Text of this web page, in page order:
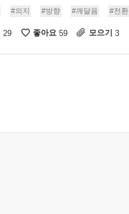
#의지 #방향 #깨달음 #전환
29 좋아요 59 모으기 3